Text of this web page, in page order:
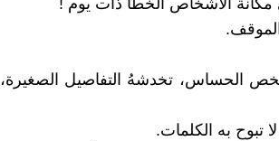
الحساس، تخدشهُ التفاصيل الصغيرة،